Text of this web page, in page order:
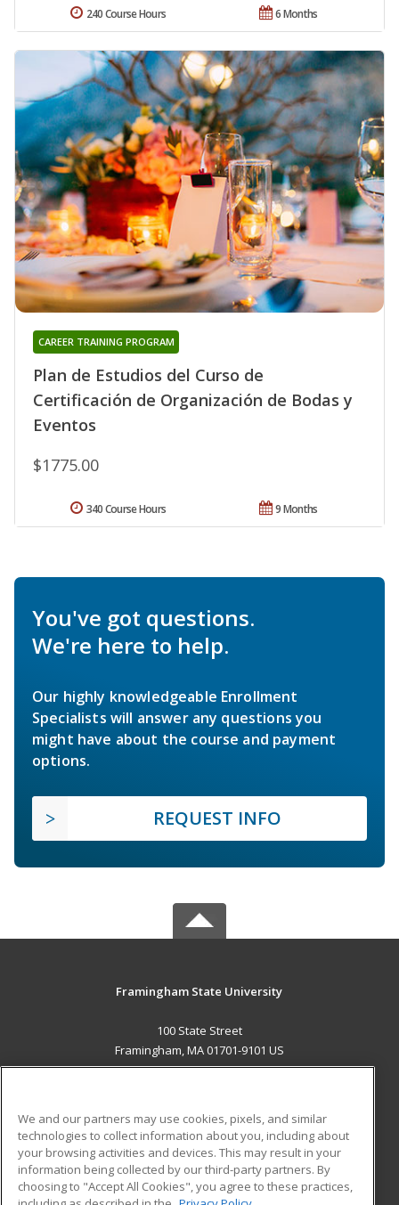
6 Months
240 Course Hours
Plan de Estudios del Curso de
Certificación de Organización de Bodas y
Eventos
CAREER TRAINING PROGRAM
$1775.00
9 Months
340 Course Hours
You've got questions.
We're here to help.
Our highly knowledgeable Enrollment
Specialists will answer any questions you
might have about the course and payment
options.
REQUEST INFO
Framingham State University
100 State Street
Framingham, MA 01701-9101 US
ADDITIONAL RESOURCES
Military
Financial Assistance
Student Blog
We and our partners may use cookies, pixels, and similar
technologies to collect information about you, including about
your browsing activities and devices. This may result in your
information being collected by our third-party partners. By
choosing to "Accept All Cookies", you agree to these practices,